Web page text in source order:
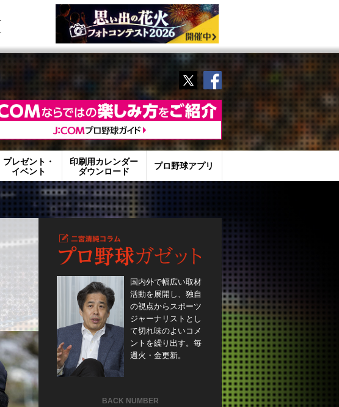
TwitterFacebook
プレゼント・
イベント
印刷用カレンダー
ダウンロード
プロ野球アプリ
国内外で幅広い取材
活動を展開し、独自
の視点からスポーツ
ジャーナリストとし
て切れ味のよいコメ
ントを繰り出す。毎
週火・金更新。
BACK NUMBER